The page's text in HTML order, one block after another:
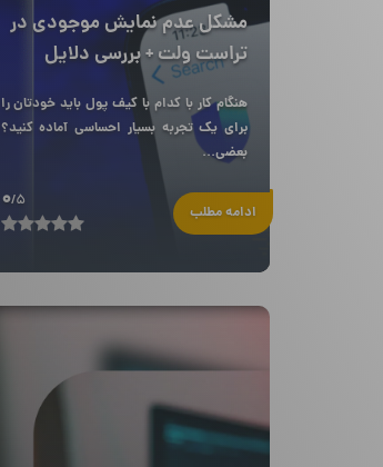
مشکل عدم نمایش موجودی در
تراست ولت + بررسی دلایل
هنگام کار با کدام با کیف پول باید خودتان را
برای یک تجربه بسیار احساسی آماده کنید؟
بعضی...
ادامه مطلب 0/5